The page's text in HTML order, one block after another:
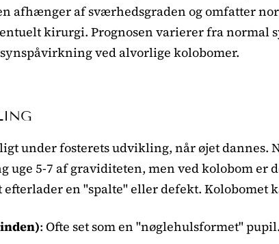
afhænger af sværhedsgraden og omfatter
kirurgi. Prognosen varierer fra normal
ved alvorlige kolobomer.
under fosterets udvikling, når øjet dannes.
uge 5-7 af graviditeten, men ved kolobom er
en "spalte" eller defekt. Kolobomet
: Ofte set som en "nøglehulsformet" pupil.